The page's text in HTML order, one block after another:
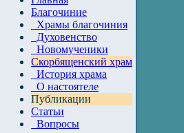
Благочиние
Храмы благочиния
Духовенство
Новомученики
Скорбященский храм
История храма
О настоятеле
Публикации
Статьи
Вопросы